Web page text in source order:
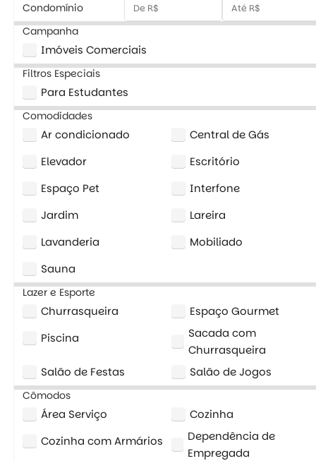
Condomínio
Campanha
Imóveis Comerciais
Filtros Especiais
Para Estudantes
Comodidades
Ar condicionado
Central de Gás
Elevador
Escritório
Espaço Pet
Interfone
Jardim
Lareira
Lavanderia
Mobiliado
Sauna
Lazer e Esporte
Churrasqueira
Espaço Gourmet
Piscina
Sacada com
Churrasqueira
Salão de Festas
Salão de Jogos
Cômodos
Área Serviço
Cozinha
Cozinha com Armários
Dependência de
Empregada